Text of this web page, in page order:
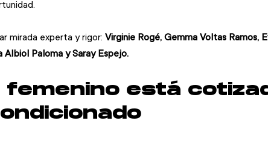
mirada experta y rigor: Virginie Rogé, Gemma Voltas Ramos,
Albiol Paloma y Saray Espejo.
femenino está